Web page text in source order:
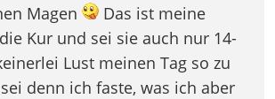
Magen
Das ist meine
Kur und sei sie auch nur 14-
Lust meinen Tag so zu
denn ich faste, was ich aber